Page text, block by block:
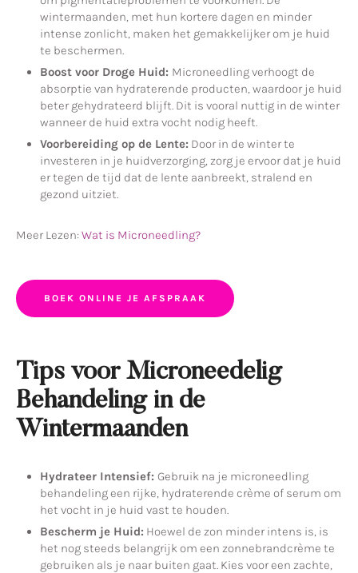
wintermaanden, met hun kortere dagen en minder
intense zonlicht, maken het gemakkelijker om je huid
te beschermen.
Boost voor Droge Huid: Microneedling verhoogt de
absorptie van hydraterende producten, waardoor je huid
beter gehydrateerd blijft. Dit is vooral nuttig in de winter
wanneer de huid extra vocht nodig heeft.
Voorbereiding op de Lente: Door in de winter te
investeren in je huidverzorging, zorg je ervoor dat je huid
er tegen de tijd dat de lente aanbreekt, stralend en
gezond uitziet.
Meer Lezen:Wat is Microneedling?
BOEK ONLINE JE AFSPRAAK
Tips voor Microneedelig
Behandeling in de
Wintermaanden
Hydrateer Intensief: Gebruik na je microneedling
behandeling een rijke, hydraterende crème of serum om
het vocht in je huid vast te houden.
Bescherm je Huid: Hoewel de zon minder intens is, is
het nog steeds belangrijk om een zonnebrandcrème te
gebruiken als je naar buiten gaat. Kies voor een zachte,